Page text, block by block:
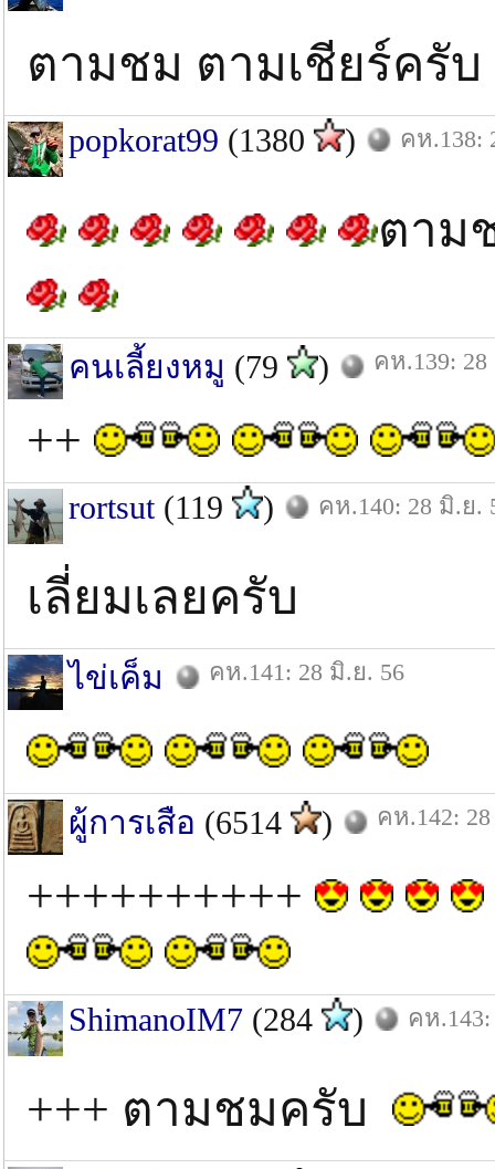
ตามชม ตามเชียร์ครั
popkorat99 (1380 ) คห.138:
ตาม
คนเลี้ยงหมู (79 ) คห.139: 28
++
rortsut(119 ) คห.140: 28 มิ.ย.
เลี่ยมเลยครับ
ไข่เค็ม คห.141: 28 มิ.ย. 56
ผู้การเสือ (6514 ) คห.142:
++++++++++
ShimanoIM7 (284 ) คห
+++ ตามชมครับ